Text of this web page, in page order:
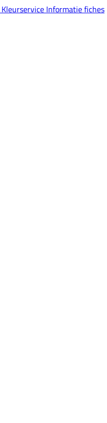
Kleurservice Informatie fiches